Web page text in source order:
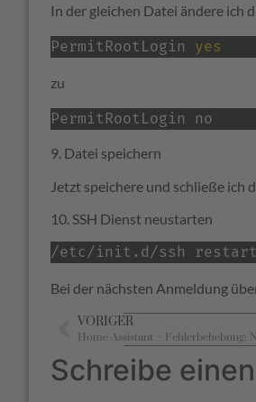
In der gleichen Datei ändere ich
PermitRootLogin yes
zu
PermitRootLogin no
9. Datei speichern
Jetzt speichere und schließe ich
10. SSH Dienst neustarten
/etc/init.d/ssh restart
Bei der nächsten Anmeldung
VORIGER
Schreibe